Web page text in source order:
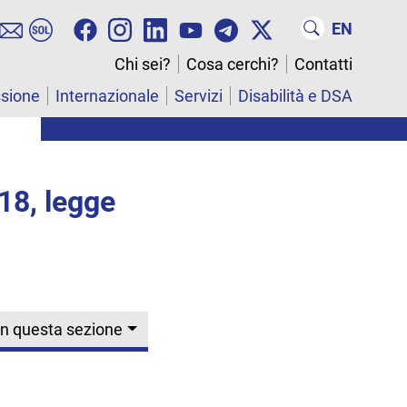
EN
Chi sei?
Cosa cerchi?
Contatti
Internazionale Servizi Disabilità e DSA
legge
questa sezione